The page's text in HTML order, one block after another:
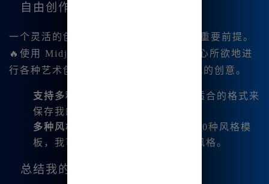
自由创作的环境
一个灵活的创作环境是我产生好作品的重要前提。
🔥使用 Midjourney中文绘画，我可以随心所欲地进
行各种艺术创作，不受限制，充分释放我的创意。
支持多种文件格式
：我可以选择最适合的格式来
保存我的作品，非常方便。
多种风格选择
：平台提供了超过1800种风格模
板，我可以轻松找到适合我的创作风格。
总结我的体验